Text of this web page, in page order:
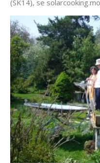
(SK14), se